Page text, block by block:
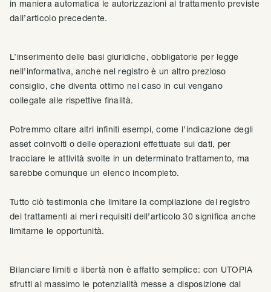
in maniera automatica le autorizzazioni al trattamento previste
dall’articolo precedente.
L’inserimento delle basi giuridiche, obbligatorie per legge
nell’informativa, anche nel registro è un altro prezioso
consiglio, che diventa ottimo nel caso in cui vengano
collegate alle rispettive finalità.
Potremmo citare altri infiniti esempi, come l’indicazione degli
asset coinvolti o delle operazioni effettuate sui dati, per
tracciare le attività svolte in un determinato trattamento, ma
sarebbe comunque un elenco incompleto.
Tutto ciò testimonia che limitare la compilazione del registro
dei trattamenti ai meri requisiti dell’articolo 30 significa anche
limitarne le opportunità.
Bilanciare limiti e libertà non è affatto semplice: con UTOPIA
sfrutti al massimo le potenzialità messe a disposizione dal